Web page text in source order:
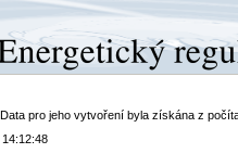
pro jeho vytvoření byla získána z